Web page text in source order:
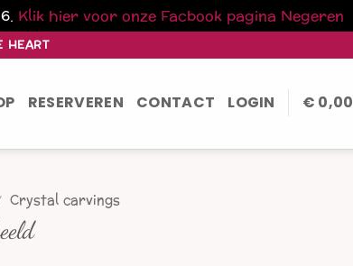
Klik hier voor onze Facbook pagina Negeren
HEART
RESERVEREN CONTACT LOGIN € 0,00
Crystal carvings